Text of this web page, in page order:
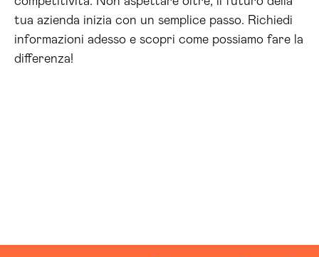
tua azienda inizia con un semplice passo. Richiedi
informazioni adesso e scopri come possiamo fare la
differenza!